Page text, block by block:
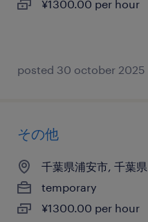
¥1300.00 per hour
posted 30 october 2025
その他
千葉県浦安市, 千葉県
temporary
¥1300.00 per hour